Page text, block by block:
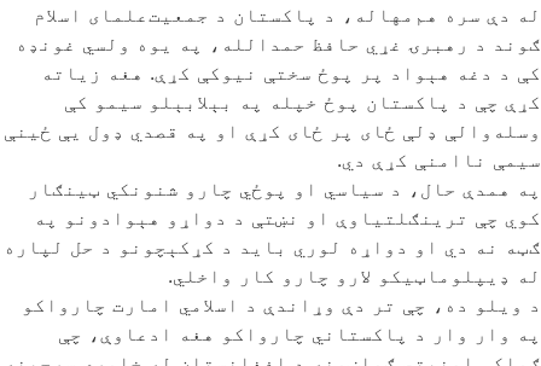
له دې سره هم‌مهاله، د پاکستان د جمعیت‌علمای اسلام
ګوند د رهبرۍ غړي حافظ حمدالله، په یوه ولسي غونډه
کې د دغه هېواد پر پوځ سختې نیوکې کړې. هغه زیاته
کړې چې د پاکستان پوځ خپله په بېلابېلو سیمو کې
وسله‌والې ډلې ځای پر ځای کړې او په قصدي ډول یې ځینې
سیمې ناامنې کړې دي.
په همدې حال، د سیاسي او پوځي چارو شنونکي ټینګار
کوي چې ترینګلتیاوې او نښتې د دواړو هېوادونو په
ګټه نه دي او دواړه لوري باید د کړکېچونو د حل لپاره
له ډیپلوماټیکو لارو چارو کار واخلي.
د ویلو ده، چې تر دې وړاندې د اسلامي امارت چارواکو
په وار وار د پاکستاني چارواکو هغه ادعاوې، چې